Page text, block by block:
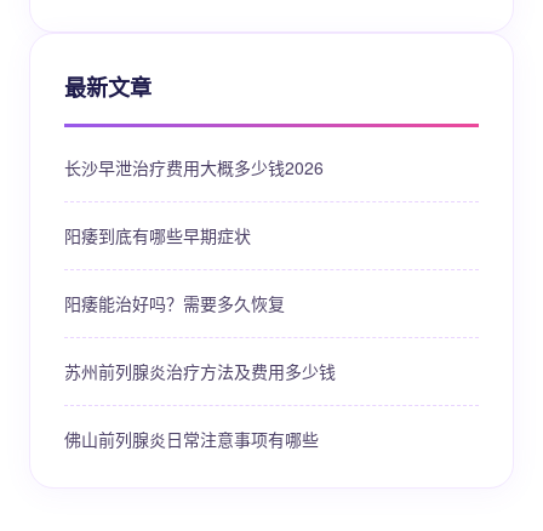
最新文章
长沙早泄治疗费用大概多少钱2026
阳痿到底有哪些早期症状
阳痿能治好吗？需要多久恢复
苏州前列腺炎治疗方法及费用多少钱
佛山前列腺炎日常注意事项有哪些